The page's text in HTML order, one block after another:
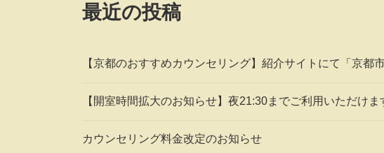
最近の投稿
【京都のおすすめカウンセリング】紹介サイトにて「京
【開室時間拡大のお知らせ】夜21:30までご利用いただけま
カウンセリング料金改定のお知らせ